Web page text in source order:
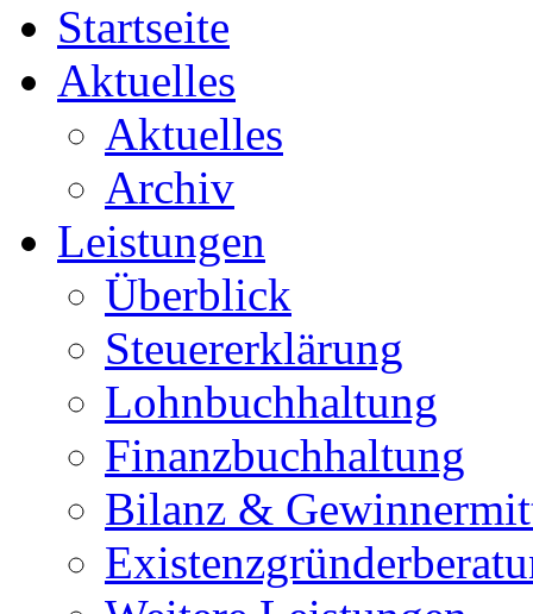
Startseite
Aktuelles
Aktuelles
Archiv
Leistungen
Überblick
Steuererklärung
Lohnbuchhaltung
Finanzbuchhaltung
Bilanz &